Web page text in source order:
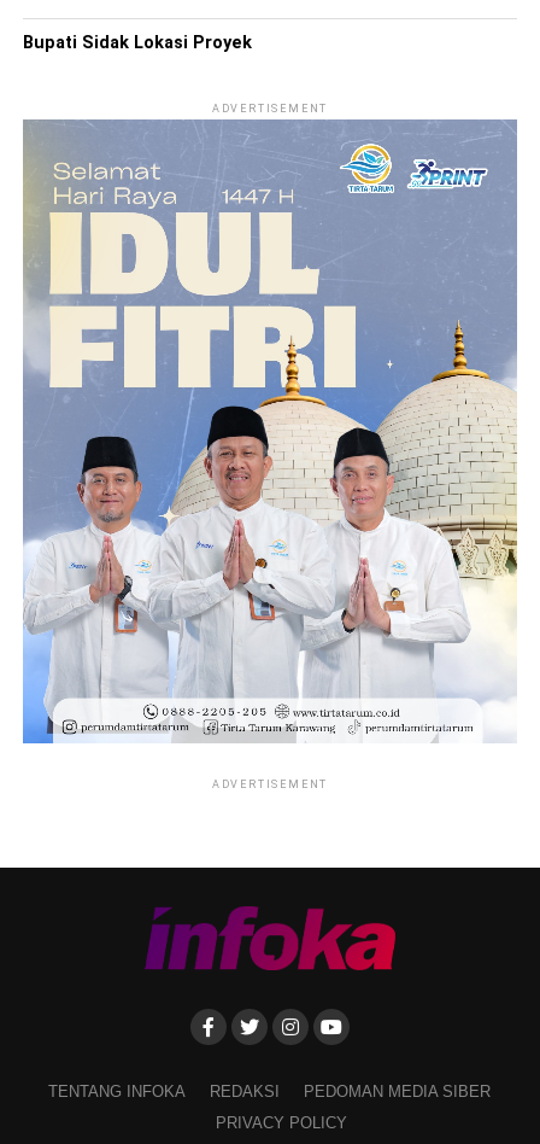
Bupati Sidak Lokasi Proyek
ADVERTISEMENT
ADVERTISEMENT
TENTANG INFOKA REDAKSI
PEDOMAN MEDIA SIBER
PRIVACY POLICY